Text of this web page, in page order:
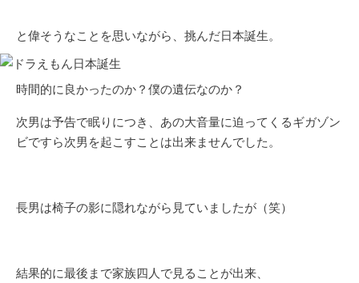
と偉そうなことを思いながら、挑んだ日本誕生。
時間的に良かったのか？僕の遺伝なのか？
次男は予告で眠りにつき、あの大音量に迫ってくるギガゾン
ビですら次男を起こすことは出来ませんでした。
長男は椅子の影に隠れながら見ていましたが（笑）
結果的に最後まで家族四人で見ることが出来、